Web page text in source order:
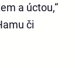
a úctou,“
či